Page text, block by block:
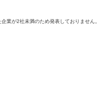
業が2社未満のため発表しておりません。